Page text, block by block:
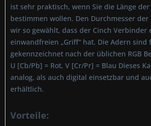
ist sehr praktisch, wenn Sie die Länge
bestimmen wollen. Den Durchmesser der
wir so gewählt, dass der Cinch Verbinder
einwandfreien „Griff“ hat. Die Adern sind
gekennzeichnet nach der üblichen RGB
U [Cb/Pb] = Rot, V [Cr/Pr] = Blau Dieses
analog, als auch digital einsetzbar und
erhältlich.
Vorteile: